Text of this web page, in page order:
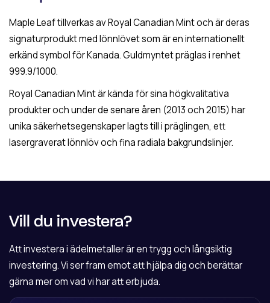
Maple Leaf tillverkas av Royal Canadian Mint och är deras
signaturprodukt med lönnlövet som är en internationellt
erkänd symbol för Kanada. Guldmyntet präglas i renhet
999.9/1000.
Royal Canadian Mint är kända för sina högkvalitativa
produkter och under de senare åren (2013 och 2015) har
unika säkerhetsegenskaper lagts till i präglingen, ett
lasergraverat lönnlöv och fina radiala bakgrundslinjer.
Vill du investera?
Att investera i ädelmetaller är en trygg och långsiktig
investering. Vi ser fram emot att hjälpa dig och berättar
gärna mer om vad vi har att erbjuda.